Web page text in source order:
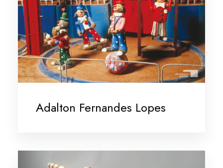
Adalton Fernandes Lopes